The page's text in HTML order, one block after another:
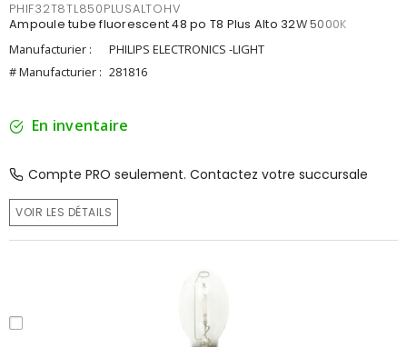
PHIF32T8TL850PLUSALTOHV
Ampoule tube fluorescent 48 po T8 Plus Alto 32W 5000K
Manufacturier :
PHILIPS ELECTRONICS -LIGHT
# Manufacturier : 281816
En inventaire
Compte PRO seulement. Contactez votre succursale
VOIR LES DÉTAILS